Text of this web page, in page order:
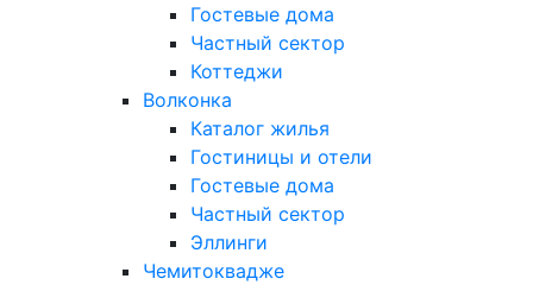
Гостевые дома
Частный сектор
Коттеджи
Волконка
Каталог жилья
Гостиницы и отели
Гостевые дома
Частный сектор
Эллинги
Чемитоквадже